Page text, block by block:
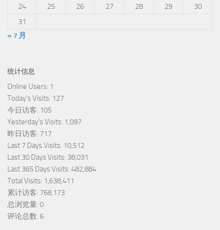
24
25 26 27 28 29
30
31
« 7 月
统计信息
Online Users: 1
Today's Visits: 127
今日访客: 105
Yesterday's Visits: 1,097
昨日访客: 717
Last 7 Days Visits: 10,512
Last 30 Days Visits: 38,031
Last 365 Days Visits: 482,884
Total Visits: 1,638,411
累计访客: 768,173
总浏览量: 0
评论总数: 6